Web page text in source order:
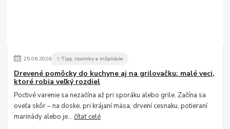
25.06.2026 ✨Tipy, novinky a inšpirácie
Drevené pomôcky do kuchyne aj na grilovačku: malé veci,
ktoré robia veľký rozdiel
Poctivé varenie sa nezačína až pri sporáku alebo grile. Začína sa
oveľa skôr – na doske, pri krájaní mäsa, drvení cesnaku, potieraní
marinády alebo je...čítať celé